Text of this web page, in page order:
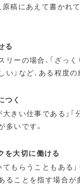
原稿にあえて書かれ
る
リーの場合、「ざっ
い」など、ある程度
つく
大きい仕事である」
多いです。
を大切に働ける
てもらうこともある
ることを指す場合が